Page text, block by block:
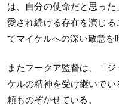
は、自分の使命だと思っ
愛され続ける存在を演じ
てマイケルへの深い敬意を
またフークア監督は、「
ケルの精神を受け継いで
頼ものぞかせている。